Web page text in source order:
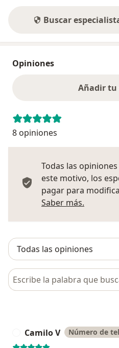
Buscar
Opiniones
Añadir
8 opiniones
Todas las
este motivo, los
pagar para
Saber más.
Busca en opiniones
Camilo V Número de